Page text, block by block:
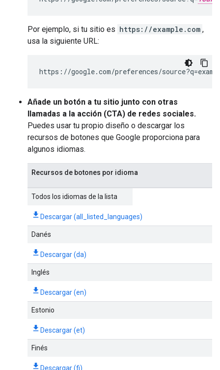
Por ejemplo, si tu sitio es https://example.com ,
usa la siguiente URL:
https://google.com/preferences/
Añade un botón a tu sitio junto con otras
llamadas a la acción (CTA) de redes sociales.
Puedes usar tu propio diseño o descargar los
recursos de botones que Google proporciona para
algunos idiomas.
Recursos de botones por idioma
Todos los idiomas de la lista
Descargar (all_listed_languages)
Danés
Descargar (da)
Inglés
Descargar (en)
Estonio
Descargar (et)
Finés
Descargar (fi)